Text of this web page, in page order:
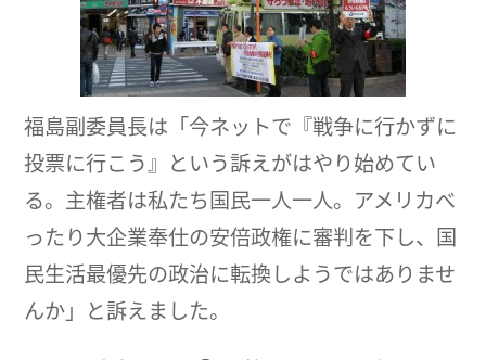
福島副委員長は「今ネットで『戦争に行かずに
投票に行こう』という訴えがはやり始めてい
る。主権者は私たち国民一人一人。アメリカべ
ったり大企業奉仕の安倍政権に審判を下し、国
民生活最優先の政治に転換しようではありませ
んか」と訴えました。